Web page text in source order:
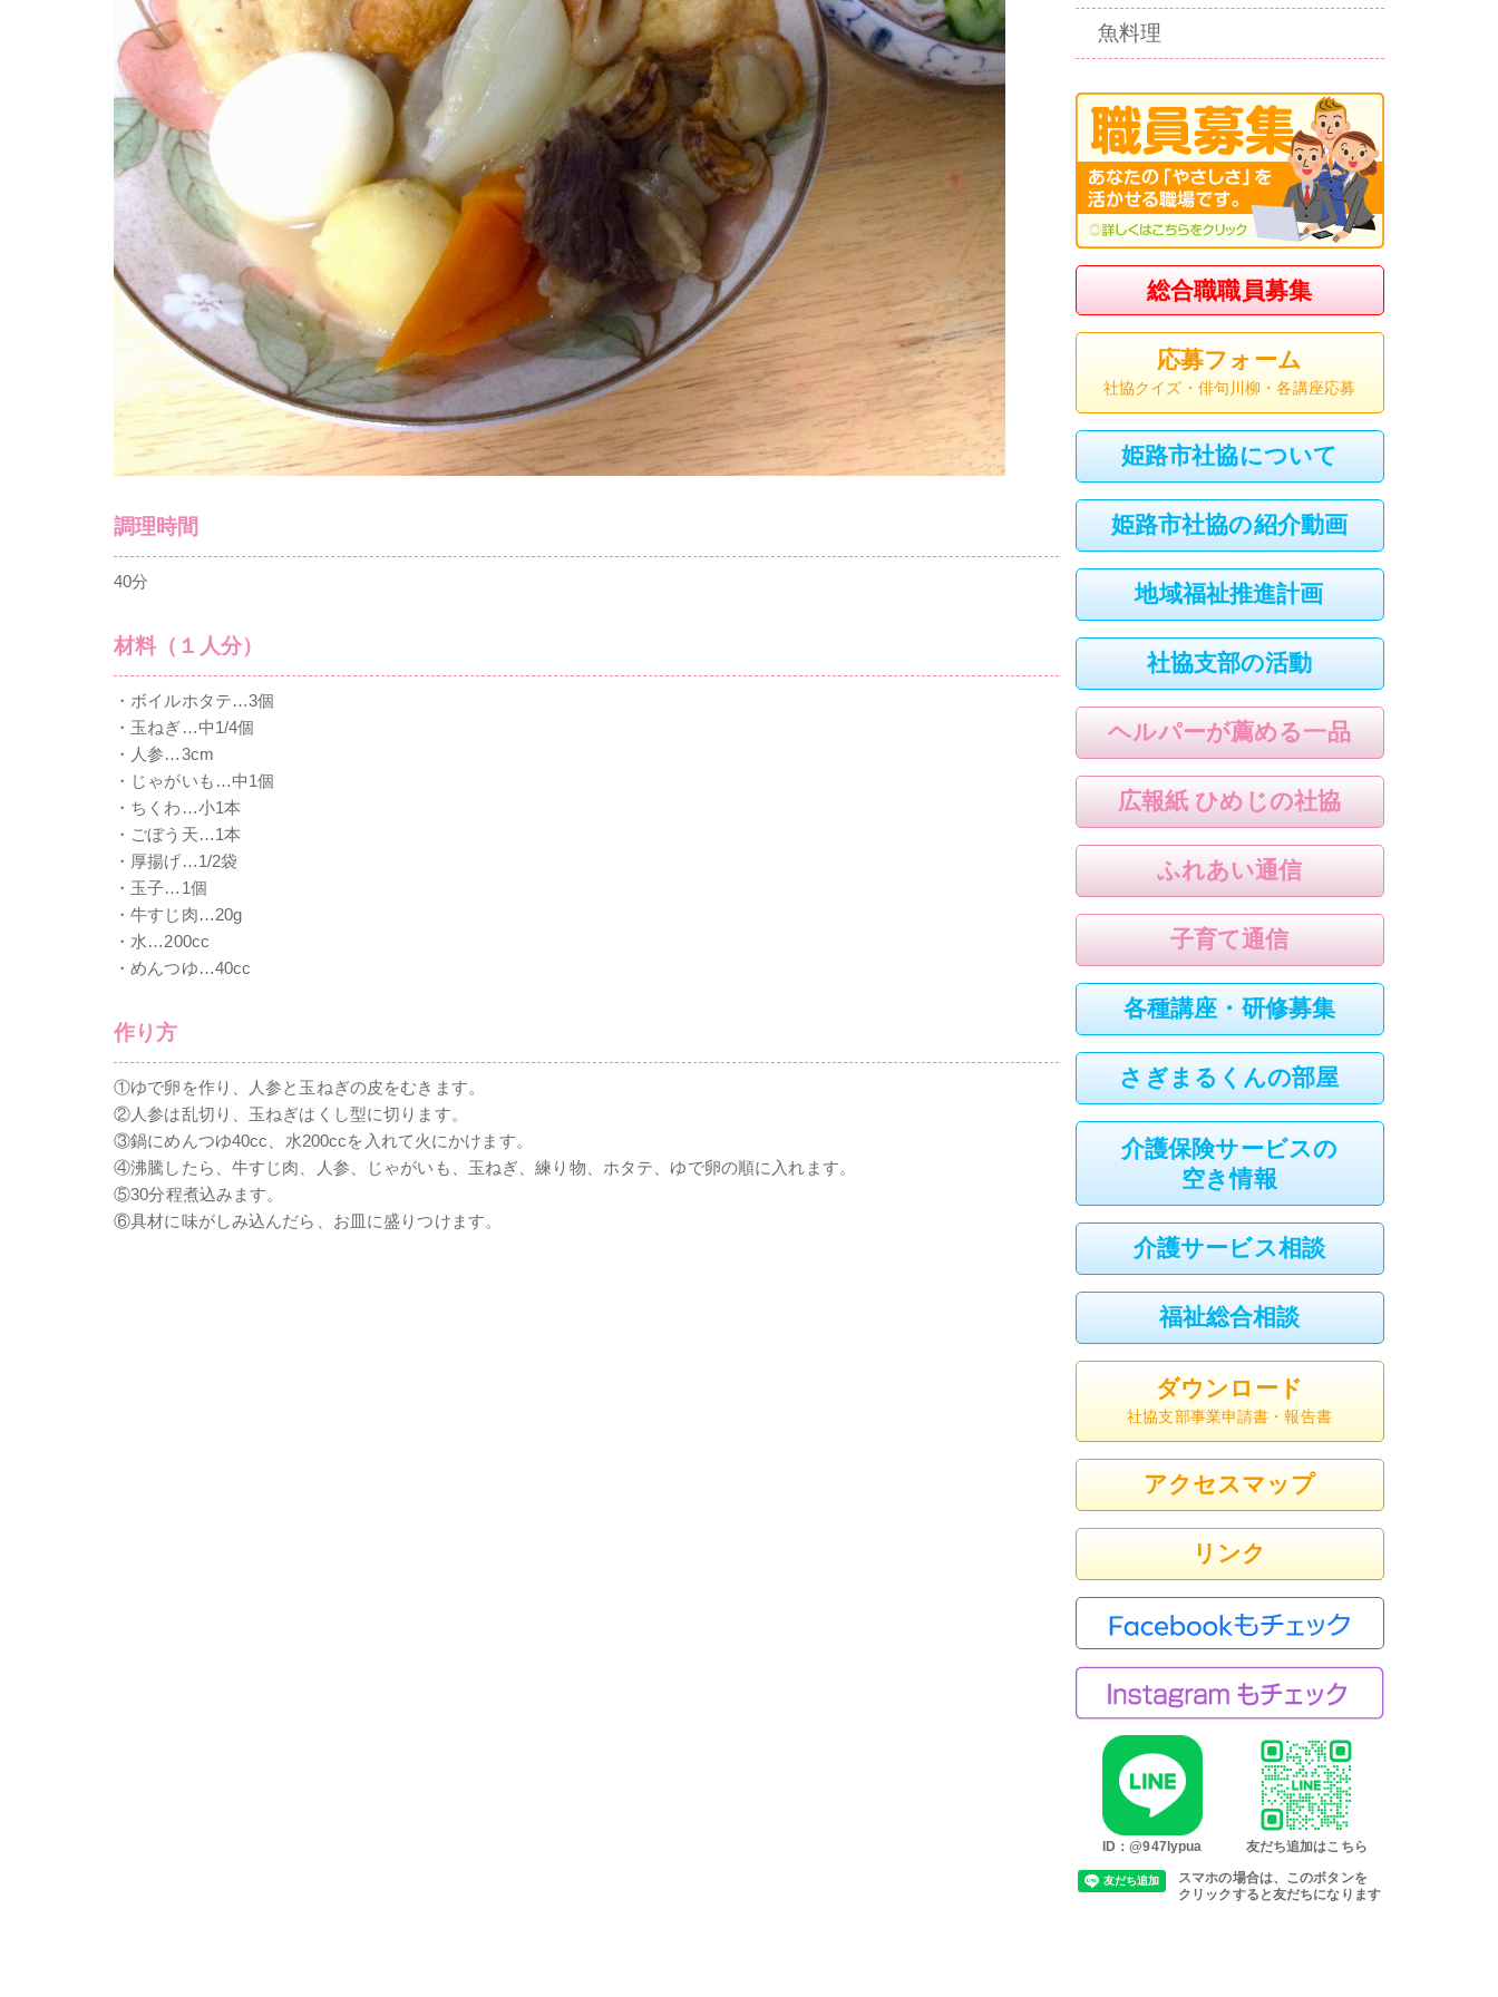
調理時間
40分
材料（１人分）
・ボイルホタテ…3個
・玉ねぎ…中1/4個
・人参…3cm
・じゃがいも…中1個
・ちくわ…小1本
・ごぼう天…1本
・厚揚げ…1/2袋
・玉子…1個
・牛すじ肉…20g
・水…200cc
・めんつゆ…40cc
作り方
①ゆで卵を作り、人参と玉ねぎの皮をむきます。
②人参は乱切り、玉ねぎはくし型に切ります。
③鍋にめんつゆ40cc、水200ccを入れて火にかけます。
④沸騰したら、牛すじ肉、人参、じゃがいも、玉ねぎ、練り物、ホタテ、ゆで卵の順に入れます。
⑤30分程煮込みます。
⑥具材に味がしみ込んだら、お皿に盛りつけます。
魚料理
総合職職員募集
応募フォーム
社協クイズ・俳句川柳・各講座応募
姫路市社協について
姫路市社協の紹介動画
地域福祉推進計画
社協支部の活動
ヘルパーが薦める一品
広報紙 ひめじの社協
ふれあい通信
子育て通信
各種講座・研修募集
さぎまるくんの部屋
介護保険サービスの
空き情報
介護サービス相談
福祉総合相談
ダウンロード
社協支部事業申請書・報告書
アクセスマップ
リンク
ID：@947lypua 友だち追加はこちら
スマホの場合は、このボタンを
クリックすると友だちになります